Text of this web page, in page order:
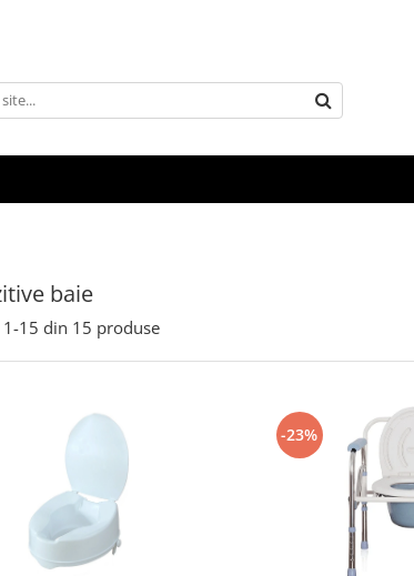
baie
1-15 din 15 produse
-23%